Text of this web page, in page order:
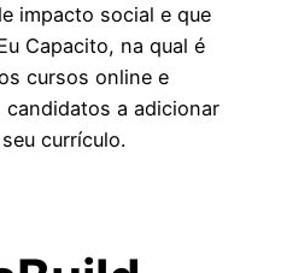
impacto social e que
Capacito, na qual é
cursos online e
a adicionar
currículo.